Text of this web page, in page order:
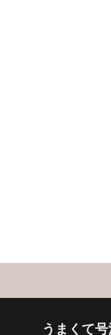
うまくて